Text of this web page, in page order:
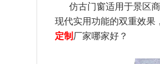
仿古门窗适用于景区
现代实用功能的双重效果
定制 厂家哪家好？